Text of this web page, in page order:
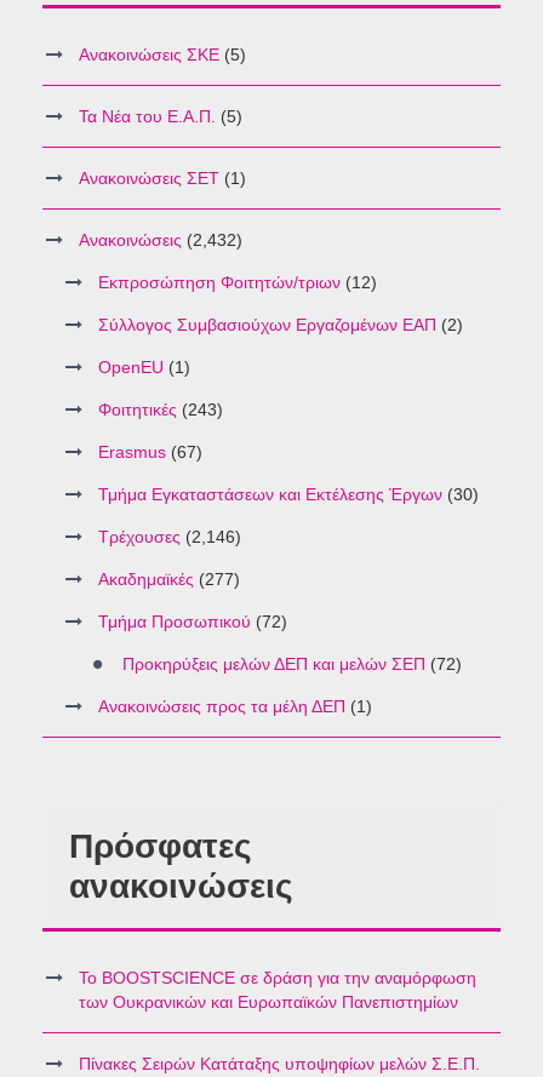
Ανακοινώσεις ΣΚΕ (5)
Τα Νέα του Ε.Α.Π. (5)
Ανακοινώσεις ΣΕΤ (1)
Ανακοινώσεις (2,432)
Εκπροσώπηση Φοιτητών/τριων (12)
Σύλλογος Συμβασιούχων Εργαζομένων ΕΑΠ (2)
OpenEU (1)
Φοιτητικές (243)
Erasmus (67)
Τμήμα Εγκαταστάσεων και Εκτέλεσης Έργων (30)
Τρέχουσες (2,146)
Ακαδημαϊκές (277)
Τμήμα Προσωπικού (72)
Προκηρύξεις μελών ΔΕΠ και μελών ΣΕΠ (72)
Ανακοινώσεις προς τα μέλη ΔΕΠ (1)
Πρόσφατες
ανακοινώσεις
Το BOOSTSCIENCE σε δράση για την αναμόρφωση
των Ουκρανικών και Ευρωπαϊκών Πανεπιστημίων
Πίνακες Σειρών Κατάταξης υποψηφίων μελών Σ.Ε.Π.